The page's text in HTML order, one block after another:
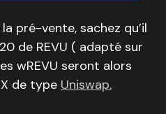
pré-vente, sachez qu’il
de REVU ( adapté sur
wREVU seront alors
de type Uniswap.